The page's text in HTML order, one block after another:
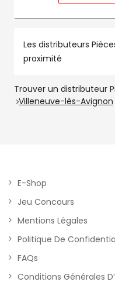
Les distributeurs
proximité
Trouver un distributeur
Villeneuve-lès-Avignon
E-Shop
Jeu Concours
Mentions Légales
Politique De
FAQs
Conditions Générales